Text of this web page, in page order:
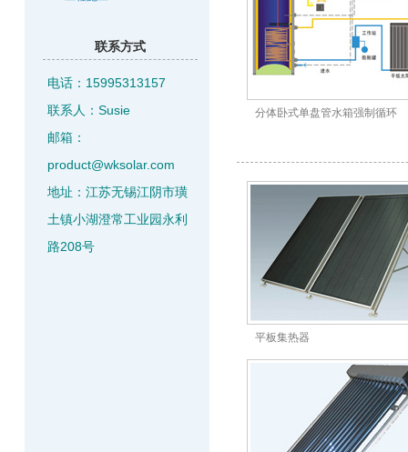
联系方式
电话：15995313157
联系人：Susie
邮箱：
product@wksolar.com
地址：江苏无锡江阴市璜
土镇小湖澄常工业园永利
路208号
分体卧式单盘管水箱强制循环
平板集热器